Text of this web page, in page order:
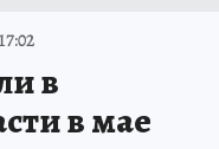
в
в мае